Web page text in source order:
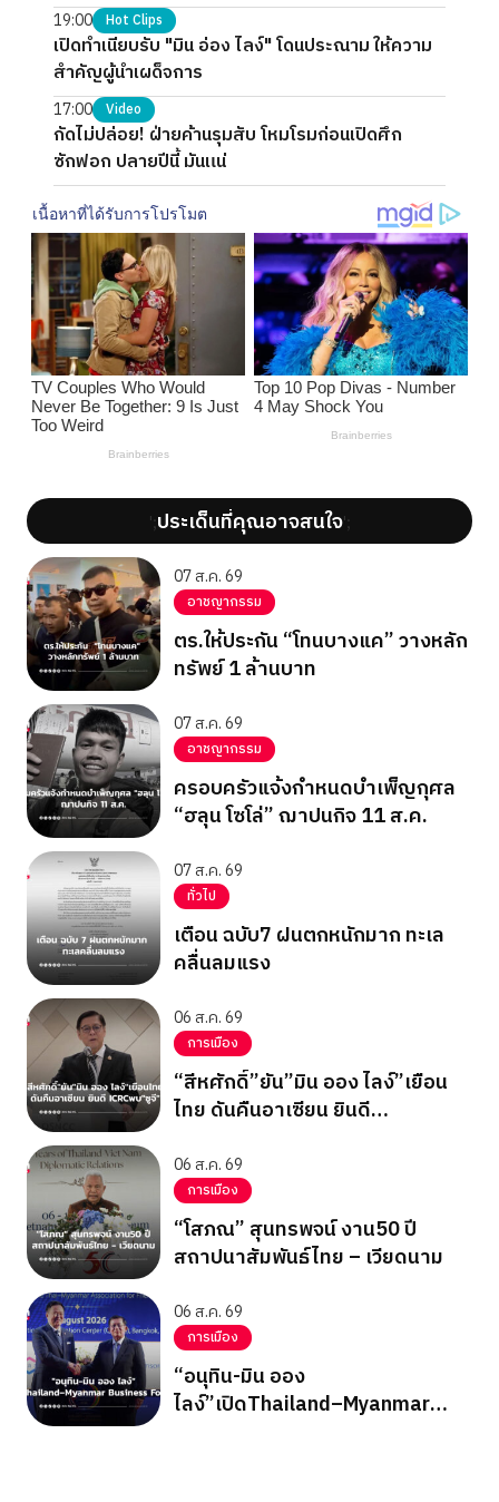
19:00 Hot Clips
เปิดทำเนียบรับ "มิน อ่อง ไลง์" โดนประณาม ให้ความ
สำคัญผู้นำเผด็จการ
17:00 Video
กัดไม่ปล่อย! ฝ่ายค้านรุมสับ โหมโรมก่อนเปิดศึก
ซักฟอก ปลายปีนี้ มันแน่
';ประเด็นที่คุณอาจสนใจ';
07 ส.ค. 69
อาชญากรรม
ตร.ให้ประกัน “โทนบางแค” วางหลัก
ทรัพย์ 1 ล้านบาท
07 ส.ค. 69
อาชญากรรม
ครอบครัวแจ้งกำหนดบำเพ็ญกุศล
“ฮลุน โซโล่” ฌาปนกิจ 11 ส.ค.
07 ส.ค. 69
ทั่วไป
เตือน ฉบับ7 ฝนตกหนักมาก ทะเล
คลื่นลมแรง
06 ส.ค. 69
การเมือง
“สีหศักดิ์”ยัน”มิน ออง ไลง์”เยือน
ไทย ดันคืนอาเซียน ยินดี
06 ส.ค. 69
การเมือง
“โสภณ” สุนทรพจน์ งาน50 ปี
สถาปนาสัมพันธ์ไทย – เวียดนาม
06 ส.ค. 69
การเมือง
“อนุทิน-มิน ออง
ไลง์”เปิดThailand–Myanmar